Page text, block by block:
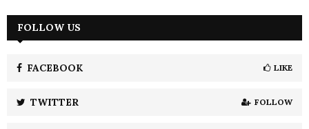
h
FOLLOW US
FACEBOOK LIKE
TWITTER FOLLOW